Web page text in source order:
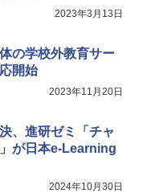
2023年3月13日
の学校外教育サー
開始
2023年11月20日
、進研ゼミ「チャ
が日本e-Learning
2024年10月30日